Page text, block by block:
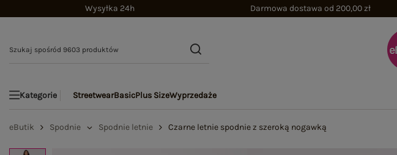
Wysyłka 24h Darmowa dostawa od 200,00 zł
Kategorie StreetwearBasicPlus SizeWyprzedaże
eButik Spodnie Spodnie letnie Czarne letnie spodnie z szeroką nogawką